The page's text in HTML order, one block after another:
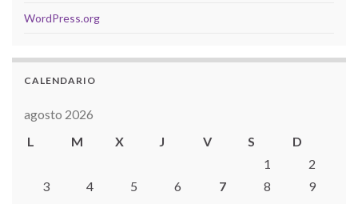
WordPress.org
CALENDARIO
agosto 2026
L
M X J V S
D
1
2
3
4 5 6 7 8
9